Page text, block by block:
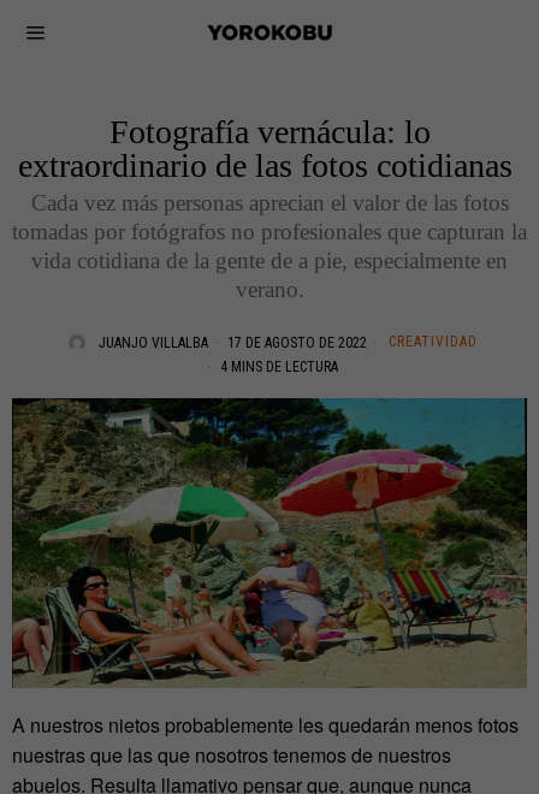
Fotografía vernácula: lo
extraordinario de las fotos cotidianas
Cada vez más personas aprecian el valor de las fotos
tomadas por fotógrafos no profesionales que capturan la
vida cotidiana de la gente de a pie, especialmente en
verano.
JUANJO VILLALBA 17 DE AGOSTO DE 2022
CREATIVIDAD
4 MINS DE LECTURA
A nuestros nietos probablemente les quedarán menos fotos
nuestras que las que nosotros tenemos de nuestros
abuelos. Resulta llamativo pensar que, aunque nunca